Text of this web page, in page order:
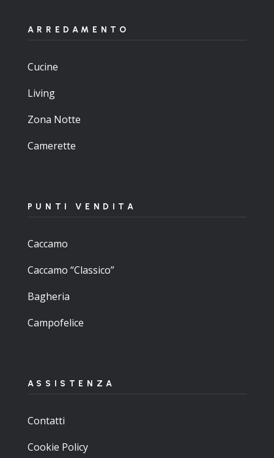
ARREDAMENTO
Cucine
Living
Zona Notte
Camerette
PUNTI VENDITA
Caccamo
Caccamo “Classico”
Bagheria
Campofelice
ASSISTENZA
Contatti
Cookie Policy